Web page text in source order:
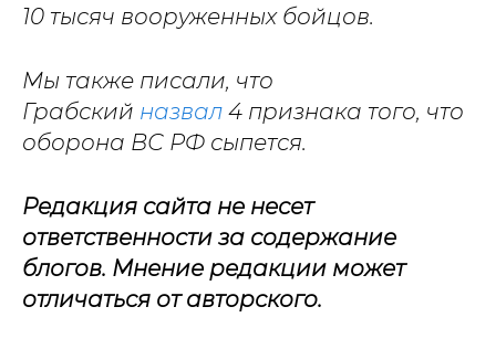
10 тысяч вооруженных бойцов.
Мы также писали, что
Грабский назвал 4 признака того, что
оборона ВС РФ сыпется.
Редакция сайта не несет
ответственности за содержание
блогов. Мнение редакции может
отличаться от авторского.